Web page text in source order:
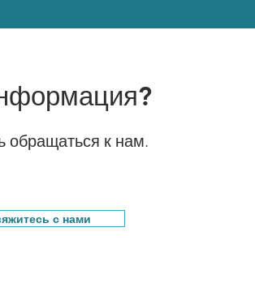
обращаться к нам.
с нами